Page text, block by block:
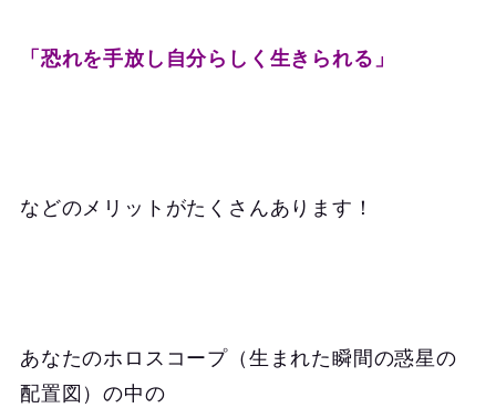
「恐れを手放し自分らしく生きられる」
などのメリットがたくさんあります！
あなたのホロスコープ（生まれた瞬間の惑星の
配置図）の中の